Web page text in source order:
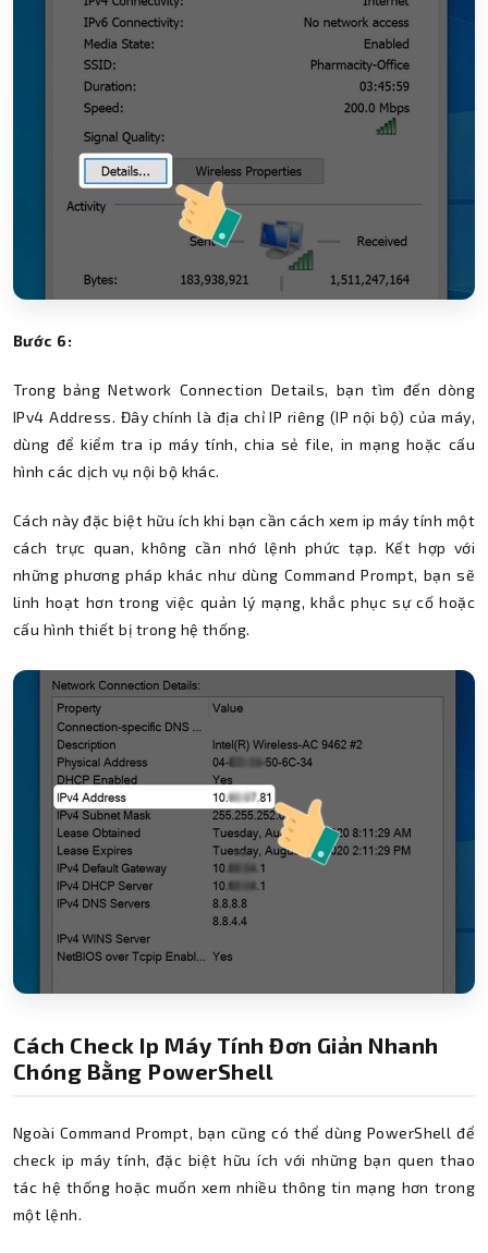
Bước 6:
Trong bảng Network Connection Details, bạn tìm đến dòng
IPv4 Address. Đây chính là địa chỉ IP riêng (IP nội bộ) của máy,
dùng để kiểm tra ip máy tính, chia sẻ file, in mạng hoặc cấu
hình các dịch vụ nội bộ khác.
Cách này đặc biệt hữu ích khi bạn cần cách xem ip máy tính một
cách trực quan, không cần nhớ lệnh phức tạp. Kết hợp với
những phương pháp khác như dùng Command Prompt, bạn sẽ
linh hoạt hơn trong việc quản lý mạng, khắc phục sự cố hoặc
cấu hình thiết bị trong hệ thống.
Cách Check Ip Máy Tính Đơn Giản Nhanh
Chóng Bằng PowerShell
Ngoài Command Prompt, bạn cũng có thể dùng PowerShell để
check ip máy tính, đặc biệt hữu ích với những bạn quen thao
tác hệ thống hoặc muốn xem nhiều thông tin mạng hơn trong
một lệnh.